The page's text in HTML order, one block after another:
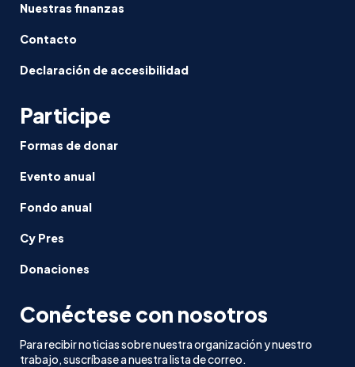
Nuestras finanzas
Contacto
Declaración de accesibilidad
Participe
Formas de donar
Evento anual
Fondo anual
Cy Pres
Donaciones
Conéctese con nosotros
Para recibir noticias sobre nuestra organización y nuestro
trabajo, suscríbase a nuestra lista de correo.